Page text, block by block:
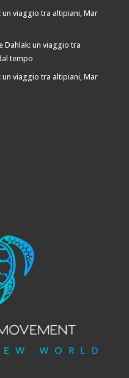
un viaggio tra altipiani, Mar
Dahlak: un viaggio tra
tempo
un viaggio tra altipiani, Mar